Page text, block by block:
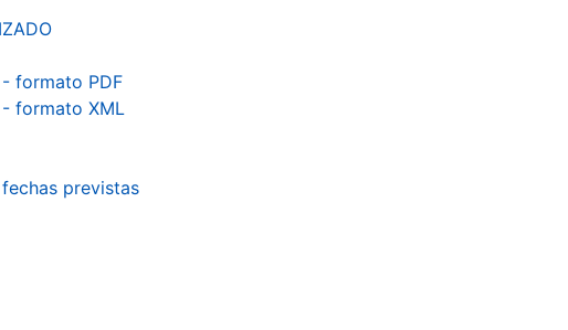
formato PDF
formato XML
previstas